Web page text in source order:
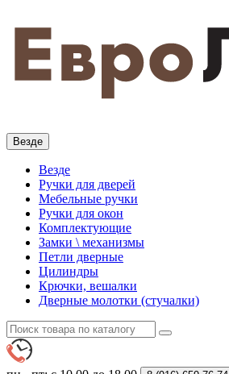
Везде
Везде
Ручки для дверей
Мебельные ручки
Ручки для окон
Комплектующие
Замки \ механизмы
Петли дверные
Цилиндры
Крючки, вешалки
Дверные молотки (стучалки)